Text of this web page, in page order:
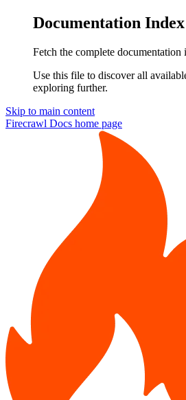
Documentation Index
Fetch the complete documentation
Use this file to discover all
exploring further.
Skip to main content
Firecrawl Docs home page